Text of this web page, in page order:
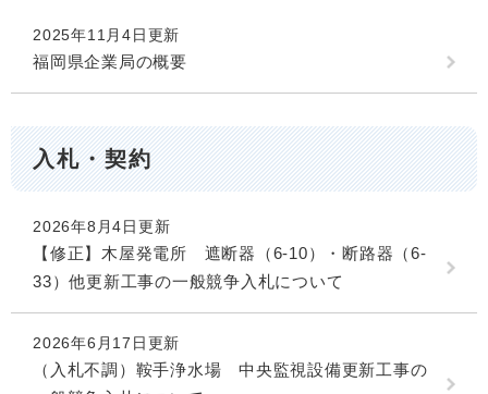
2025年11月4日更新
福岡県企業局の概要
入札・契約
2026年8月4日更新
【修正】木屋発電所 遮断器（6-10）・断路器（6-
33）他更新工事の一般競争入札について
2026年6月17日更新
（入札不調）鞍手浄水場 中央監視設備更新工事の